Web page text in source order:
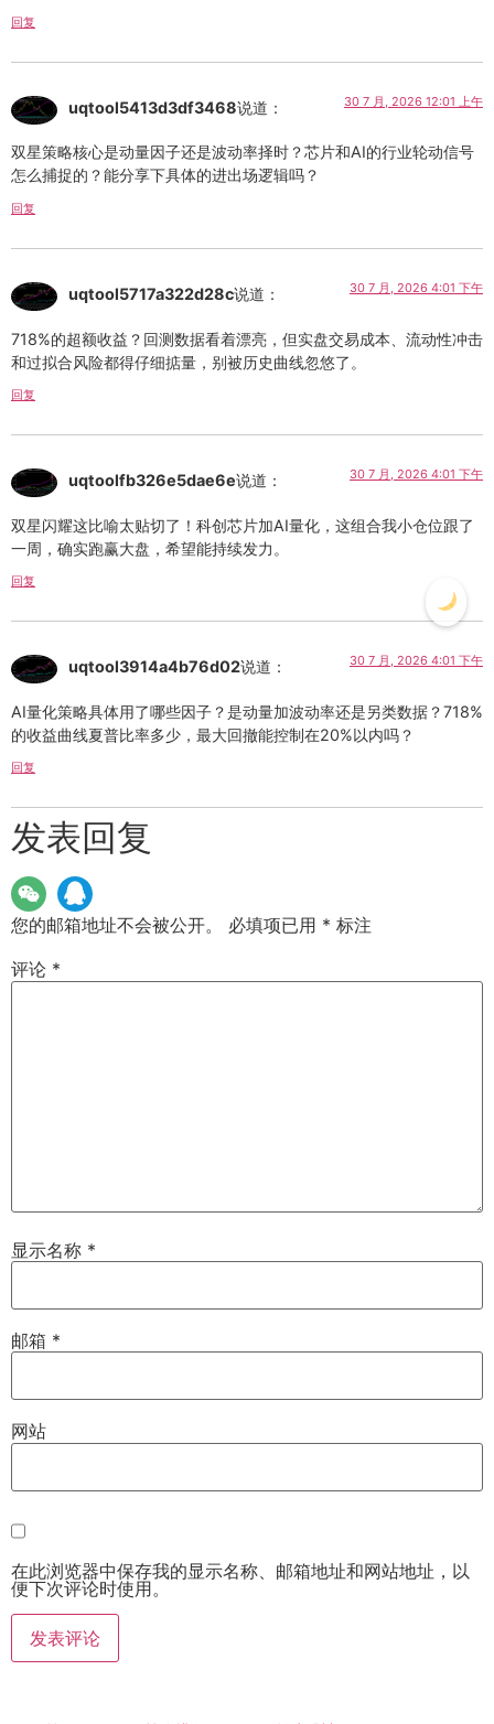
回复
uqtool5413d3df3468说道： 30 7 月, 2026 12:01 上午
双星策略核心是动量因子还是波动率择时？芯片和AI的行业轮动信号
怎么捕捉的？能分享下具体的进出场逻辑吗？
回复
uqtool5717a322d28c说道： 30 7 月, 2026 4:01 下午
718%的超额收益？回测数据看着漂亮，但实盘交易成本、流动性冲击
和过拟合风险都得仔细掂量，别被历史曲线忽悠了。
回复
uqtoolfb326e5dae6e说道： 30 7 月, 2026 4:01 下午
双星闪耀这比喻太贴切了！科创芯片加AI量化，这组合我小仓位跟了
一周，确实跑赢大盘，希望能持续发力。
回复
uqtool3914a4b76d02说道： 30 7 月, 2026 4:01 下午
AI量化策略具体用了哪些因子？是动量加波动率还是另类数据？718%
的收益曲线夏普比率多少，最大回撤能控制在20%以内吗？
回复
发表回复
您的邮箱地址不会被公开。 必填项已用 * 标注
评论 *
显示名称 *
邮箱 *
网站
在此浏览器中保存我的显示名称、邮箱地址和网站地址，以
便下次评论时使用。